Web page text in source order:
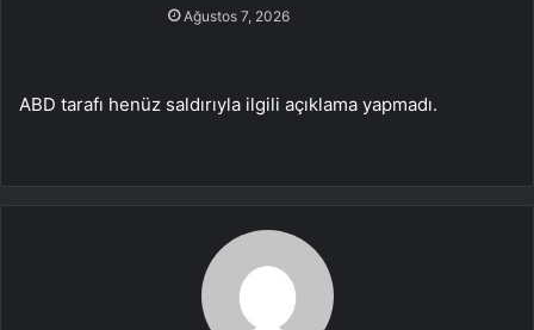
Ağustos 7, 2026
ABD tarafı henüz saldırıyla ilgili açıklama yapmadı.